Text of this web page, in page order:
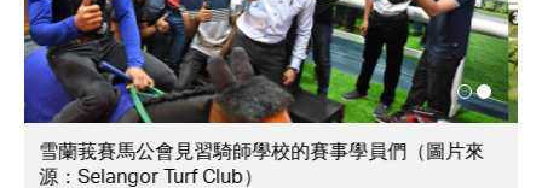
陸楷恆夥拍「祥龍力宏」勝出一日六捷中其中一捷
（圖片來源：Victor Chee/Selangor Turf Club）